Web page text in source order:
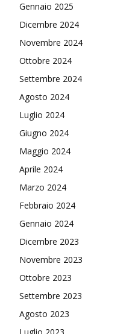
Gennaio 2025
Dicembre 2024
Novembre 2024
Ottobre 2024
Settembre 2024
Agosto 2024
Luglio 2024
Giugno 2024
Maggio 2024
Aprile 2024
Marzo 2024
Febbraio 2024
Gennaio 2024
Dicembre 2023
Novembre 2023
Ottobre 2023
Settembre 2023
Agosto 2023